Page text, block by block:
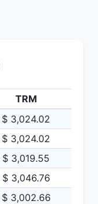
TRM
$ 3,024.02
$ 3,024.02
$ 3,019.55
$ 3,046.76
$ 3,002.66